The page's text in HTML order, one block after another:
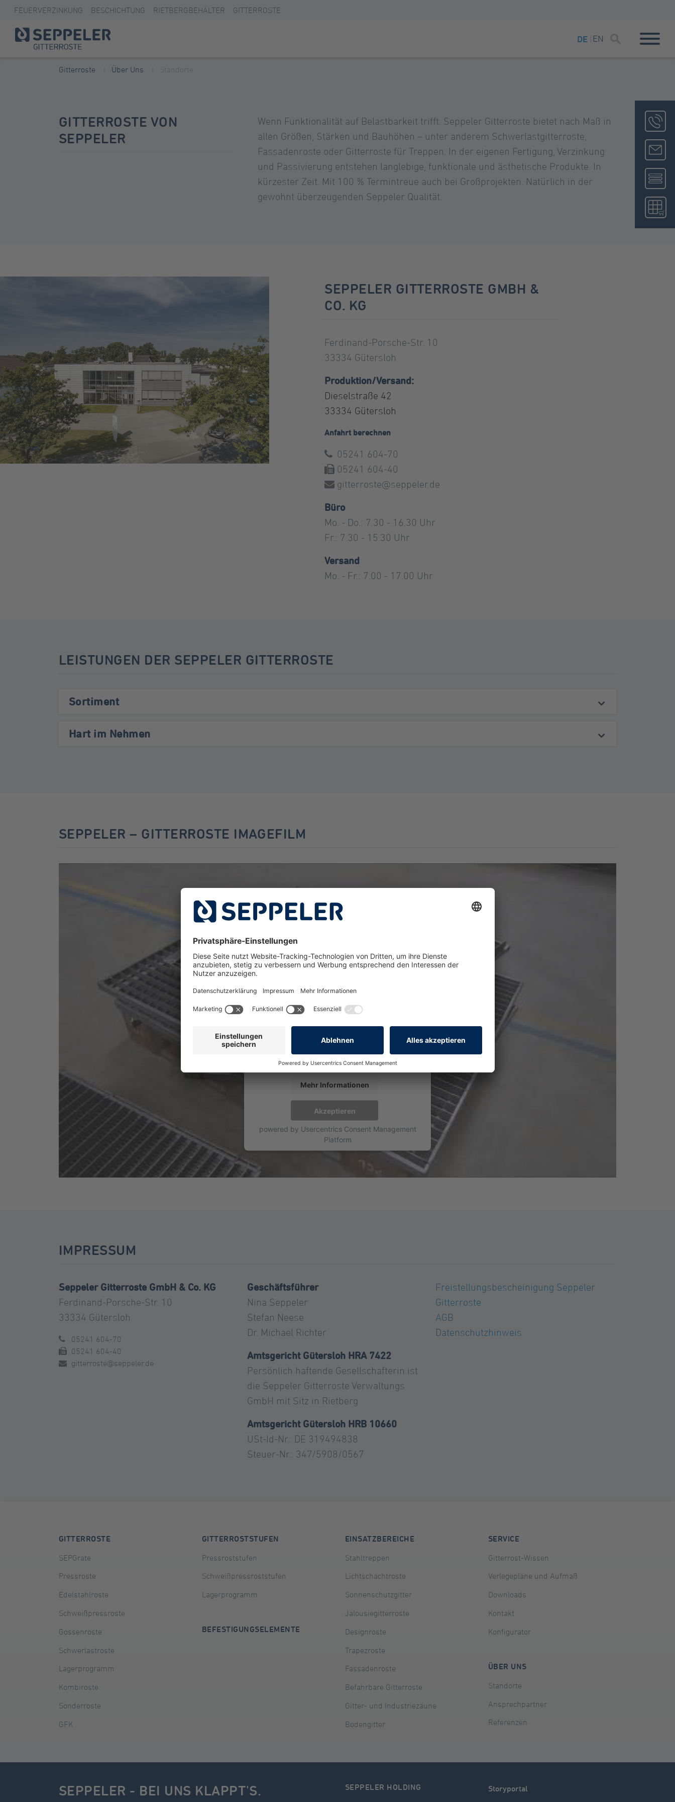
FEUERVERZINKUNG BESCHICHTUNG RIETBERGBEHÄLTER GITTERROSTE
DE EN
Gitterroste Über Uns
GITTERROSTE VON
SEPPELER
Wenn Funktionalität auf Belastbarkeit trifft. Seppeler Gitterroste bietet nach Maß in
allen Größen, Stärken und Bauhöhen – unter anderem Schwerlastgitterroste,
Fassadenroste oder Gitterroste für Treppen. In der eigenen Fertigung, Verzinkung
und Passivierung entstehen langlebige, funktionale und ästhetische Produkte. In
kürzester Zeit. Mit 100 % Termintreue auch bei Großprojekten. Natürlich in der
gewohnt überzeugenden Seppeler Qualität.
SEPPELER GITTERROSTE GMBH &
CO. KG
Ferdinand-Porsche-Str. 10
33334 Gütersloh
Produktion/Versand:
Dieselstraße 42
33334 Gütersloh
Anfahrt berechnen
05241 604-70
05241 604-40
gitterroste@seppeler.de
Büro
Mo. - Do.: 7.30 - 16.30 Uhr
Fr.: 7.30 - 15.30 Uhr
Versand
Mo. - Fr.: 7.00 - 17.00 Uhr
LEISTUNGEN DER SEPPELER GITTERROSTE
Sortiment
Hart im Nehmen
SEPPELER – GITTERROSTE IMAGEFILM
WIR BENÖTIGEN IHRE ZUSTIMMUNG,
UM DEN YOUTUBE VIDEO-SERVICE ZU
Wir verwenden einen Service
eines Drittanbieters, um
Service kann Daten zu Ihren
Aktivitäten sammeln. Bitte lesen
Sie die Details durch und stimmen
Sie der Nutzung des Service zu,
um dieses Video anzusehen.
Mehr Informationen
Akzeptieren
powered by Usercentrics Consent Management
Platform
IMPRESSUM
Seppeler Gitterroste GmbH & Co. KG
Ferdinand-Porsche-Str. 10
33334 Gütersloh
05241 604-70
05241 604-40
gitterroste@seppeler.de
Geschäftsführer
Nina Seppeler
Stefan Neese
Dr. Michael Richter
Amtsgericht Gütersloh HRA 7422
Persönlich haftende Gesellschafterin ist
die Seppeler Gitterroste Verwaltungs
GmbH mit Sitz in Rietberg
Amtsgericht Gütersloh HRB 10660
USt-Id-Nr.: DE 319494838
Steuer-Nr.: 347/5908/0567
Freistellungsbescheinigung Seppeler
Gitterroste
AGB
Datenschutzhinweis
GITTERROSTE
SEPGrate
Pressroste
Edelstahlroste
Schweißpressroste
Gossenroste
Schwerlastroste
Lagerprogramm
Kombiroste
Sonderroste
GFK
GITTERROSTSTUFEN
Pressroststufen
Schweißpressroststufen
Lagerprogramm
BEFESTIGUNGSELEMENTE
EINSATZBEREICHE
Stahltreppen
Lichtschachtroste
Sonnenschutzgitter
Jalousiegitterroste
Designroste
Trapezroste
Fassadenroste
Befahrbare Gitterroste
Gitter- und Industriezäune
Bodengitter
SERVICE
Gitterrost-Wissen
Verlegepläne und Aufmaß
Downloads
Kontakt
Konfigurator
ÜBER UNS
Standorte
Ansprechpartner
Referenzen
SEPPELER - BEI UNS KLAPPT'S. SEPPELER HOLDING Storyportal